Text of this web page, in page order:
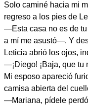
Solo caminé hacia mi
regreso a los pies de
—Esta casa no es de
a mí me asustó—. Y
Leticia abrió los ojos,
—¡Diego! ¡Baja, que tu
Mi esposo apareció
camisa abierta del
—Mariana, pídele